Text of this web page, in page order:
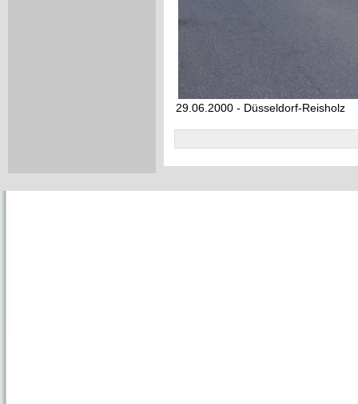
29.06.2000 - Düsseldorf-Reisholz